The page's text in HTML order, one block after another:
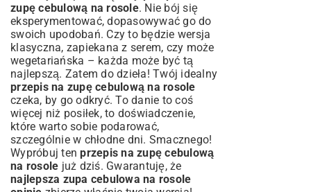
zupę cebulową na rosole. Nie bój się
eksperymentować, dopasowywać go do
swoich upodobań. Czy to będzie wersja
klasyczna, zapiekana z serem, czy może
wegetariańska – każda może być tą
najlepszą. Zatem do dzieła! Twój idealny
przepis na zupę cebulową na rosole
czeka, by go odkryć. To danie to coś
więcej niż posiłek, to doświadczenie,
które warto sobie podarować,
szczególnie w chłodne dni. Smacznego!
Wypróbuj tenprzepis na zupę cebulową
na rosole już dziś. Gwarantuję, że
najlepsza zupa cebulowa na rosole